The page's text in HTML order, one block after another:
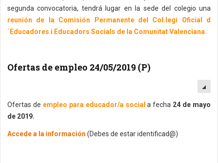
segunda convocatoria, tendrá lugar en la sede del colegio una
reunión de la Comisión Permanente del Col.legi Oficial d
´Educadores i Educadors Socials de la Comunitat Valenciana.
Ofertas de empleo 24/05/2019 (P)
Ofertas de empleo para educador/a social a fecha 24 de mayo
de 2019.
Accede a la información (Debes de estar identificad@)